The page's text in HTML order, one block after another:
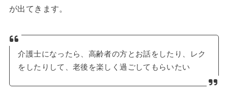
が出てきます。
介護士になったら、高齢者の方とお話をしたり、レク
をしたりして、老後を楽しく過ごしてもらいたい